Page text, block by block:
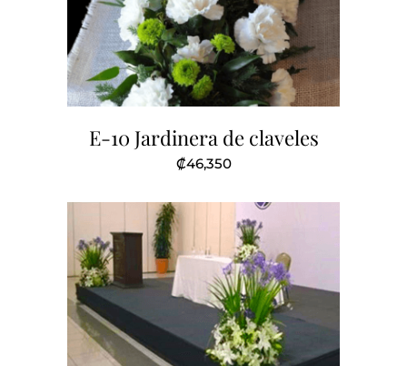
E-10 Jardinera de claveles
₡46,350